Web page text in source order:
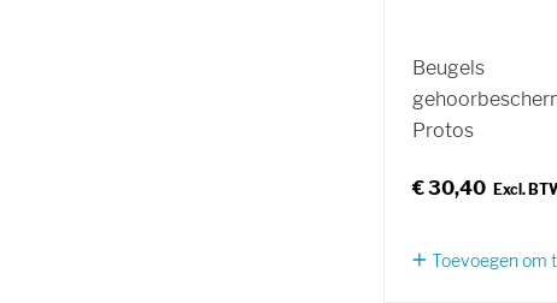
Beugels
Protos
€ 30,40
Toevoegen om